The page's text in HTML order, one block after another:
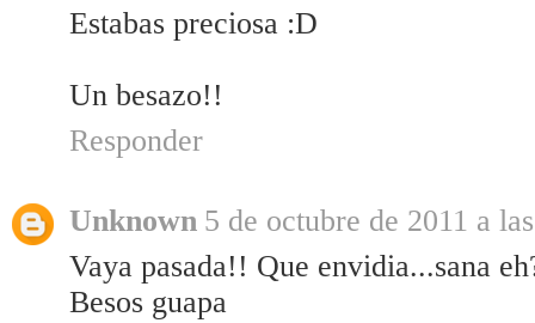
Estabas preciosa :D
Un besazo!!
Responder
Unknown 5 de octubre de 2011 a
Vaya pasada!! Que envidia...sana
Besos guapa